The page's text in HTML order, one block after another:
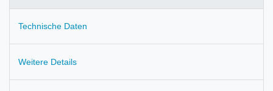
Technische Daten
Weitere Details